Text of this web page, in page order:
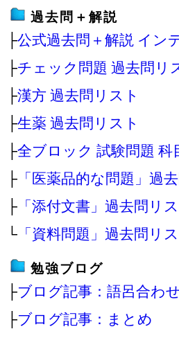
過去問＋解説
├公式過去問＋解説 イン
├チェック問題 過去問リ
├漢方 過去問リスト
├生薬 過去問リスト
├全ブロック 試験問題 科
├ 「医薬品的な問題」過
├ 「添付文書」過去問リ
└ 「資料問題」過去問リ
勉強ブログ
├ブログ記事：語呂合わせ
├ブログ記事：まとめ